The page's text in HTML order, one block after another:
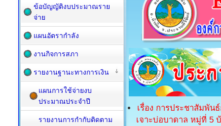
เรื่อง การประชาสัมพัน
เจาะบ่อบาดาล หมู่ที่ 5
ข้อบัญญัติงบประมาณราย
จ่าย
แผนอัตรากำลัง
งานกิจการสภา
รายงานฐานะทางการเงิน
แผนการใช้จ่ายงบ
ประมาณประจำปี
รายงานการกำกับติดตาม